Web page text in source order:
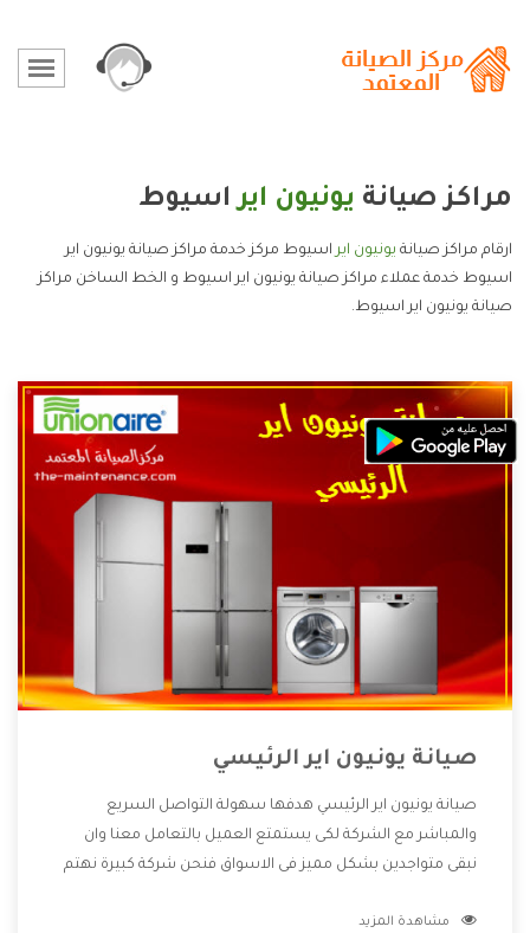
مراكز صيانة يونيون ايراسيوط
ارقام مراكز صيانة يونيون ايراسيوط مركز خدمة مراكز صيانة يونيون اير
اسيوط خدمة عملاء مراكز صيانة يونيون اير اسيوط و الخط الساخن مراكز
صيانة يونيون اير اسيوط.
صيانة يونيون اير الرئيسي
صيانة يونيون اير الرئيسي هدفها سهولة التواصل السريع
والمباشر مع الشركة لكى يستمتع العميل بالتعامل معنا وان
نبقى متواجدين بشكل مميز فى الاسواق فنحن شركة كبيرة نهتم
الشركة بها والتى تكون منها خدمة الصيانة التى تكون من أهم
مشاهدة المزيد